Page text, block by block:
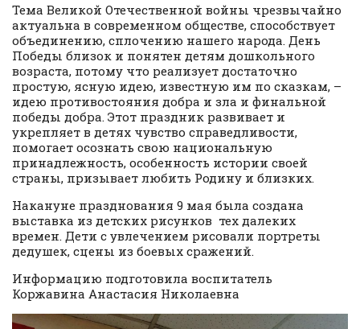
Тема Великой Отечественной войны чрезвычайно
актуальна в современном обществе, способствует
объединению, сплочению нашего народа. День
Победы близок и понятен детям дошкольного
возраста, потому что реализует достаточно
простую, ясную идею, известную им по сказкам, –
идею противостояния добра и зла и финальной
победы добра. Этот праздник развивает и
укрепляет в детях чувство справедливости,
помогает осознать свою национальную
принадлежность, особенность истории своей
страны, призывает любить Родину и близких.
Накануне празднования 9 мая была создана
выставка из детских рисунков тех далеких
времен. Дети с увлечением рисовали портреты
дедушек, сцены из боевых сражений.
Информацию подготовила воспитатель
Коржавина Анастасия Николаевна